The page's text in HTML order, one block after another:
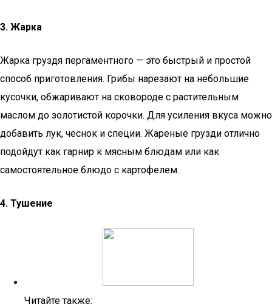
3. Жарка
Жарка груздя пергаментного — это быстрый и простой
способ приготовления. Грибы нарезают на небольшие
кусочки, обжаривают на сковороде с растительным
маслом до золотистой корочки. Для усиления вкуса можно
добавить лук, чеснок и специи. Жареные грузди отлично
подойдут как гарнир к мясным блюдам или как
самостоятельное блюдо с картофелем.
4. Тушение
Читайте также: